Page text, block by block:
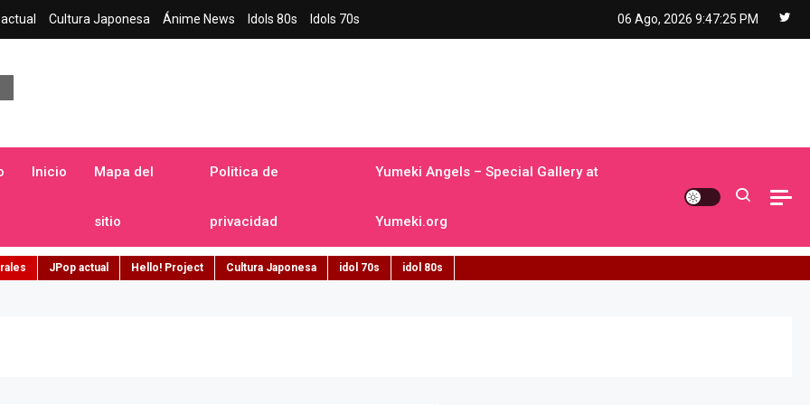
Cultura Japonesa Ánime News Idols 80s Idols 70s 06 Ago, 2026 9:47:26 PM
Inicio Mapa del
sitio
Politica de
privacidad
Yumeki Angels – Special Gallery at
Yumeki.org
JPop actual Hello! Project Cultura Japonesa idol 70s idol 80s